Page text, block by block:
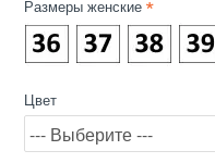
Размеры женские
Цвет